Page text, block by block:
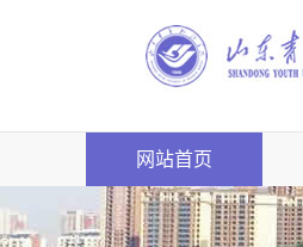
网站首页